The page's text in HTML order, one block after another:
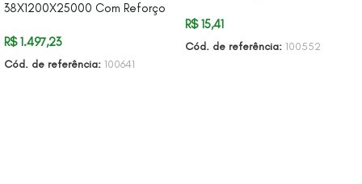
38X1200X25000 Com Reforço
R$1.497,23
Cód. de referência: 100641
R$15,41
Cód. de referência: 100552